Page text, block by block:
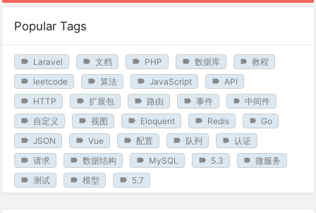
Popular Tags
Laravel 文档 PHP 数据库
教程
leetcode
算法 JavaScript
API
HTTP
扩展包 路由 事件
中间件
自定义
视图 Eloquent Redis
Go
JSON
Vue 配置 队列
认证
请求
数据结构 MySQL 5.3
微服务
测试
模型 5.7